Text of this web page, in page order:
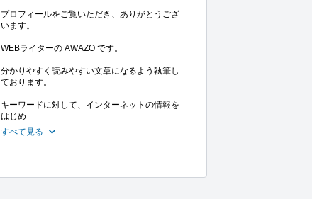
プロフィールをご覧いただき、ありがとうござ
います。
WEBライターの AWAZO です。
分かりやすく読みやすい文章になるよう執筆し
ております。
キーワードに対して、インターネットの情報を
はじめ
すべて見る